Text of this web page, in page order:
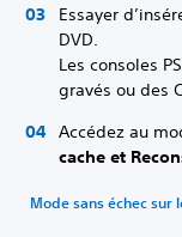
Essayer
DVD.
Les consoles
gravés ou des
Accédez au
cache et
Mode sans échec sur